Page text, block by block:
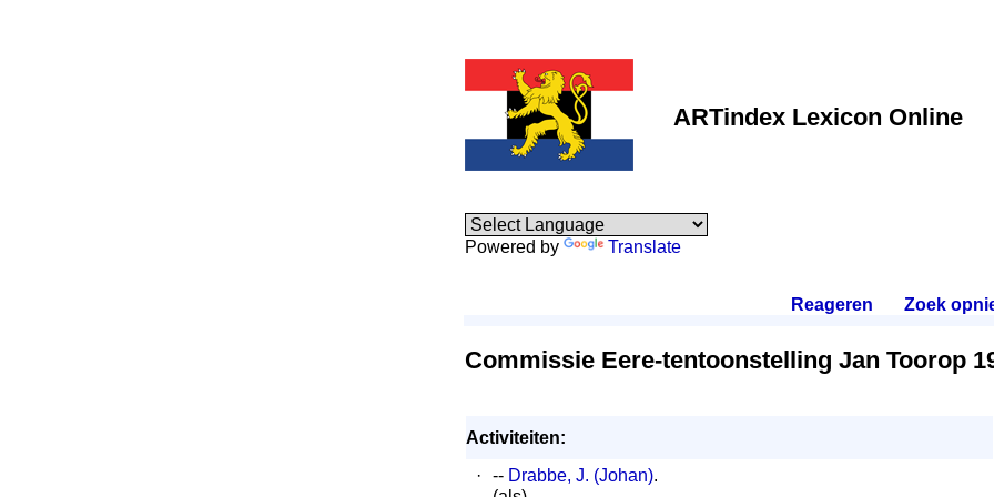
ARTindex Lexicon Online
Powered by Translate
Reageren Zoek
Commissie Eere-tentoonstelling Jan Toorop
Activiteiten:
·
-- Drabbe, J. (Johan).